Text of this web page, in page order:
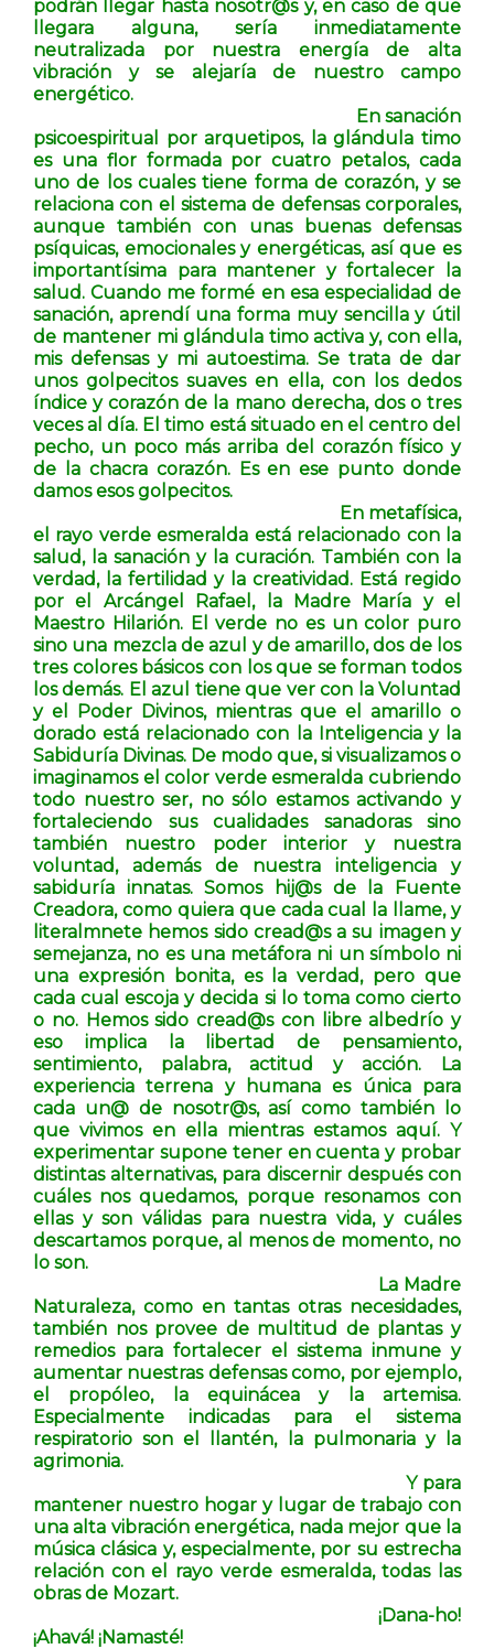
podrán llegar hasta nosotr@s y, en caso de que
llegara alguna, sería inmediatamente
neutralizada por nuestra energía de alta
vibración y se alejaría de nuestro campo
energético.
En sanación
psicoespiritual por arquetipos, la glándula timo
es una flor formada por cuatro petalos, cada
uno de los cuales tiene forma de corazón, y se
relaciona con el sistema de defensas corporales,
aunque también con unas buenas defensas
psíquicas, emocionales y energéticas, así que es
importantísima para mantener y fortalecer la
salud. Cuando me formé en esa especialidad de
sanación, aprendí una forma muy sencilla y útil
de mantener mi glándula timo activa y, con ella,
mis defensas y mi autoestima. Se trata de dar
unos golpecitos suaves en ella, con los dedos
índice y corazón de la mano derecha, dos o tres
veces al día. El timo está situado en el centro del
pecho, un poco más arriba del corazón físico y
de la chacra corazón. Es en ese punto donde
damos esos golpecitos.
En metafísica,
el rayo verde esmeralda está relacionado con la
salud, la sanación y la curación. También con la
verdad, la fertilidad y la creatividad. Está regido
por el Arcángel Rafael, la Madre María y el
Maestro Hilarión. El verde no es un color puro
sino una mezcla de azul y de amarillo, dos de los
tres colores básicos con los que se forman todos
los demás. El azul tiene que ver con la Voluntad
y el Poder Divinos, mientras que el amarillo o
dorado está relacionado con la Inteligencia y la
Sabiduría Divinas. De modo que, si visualizamos o
imaginamos el color verde esmeralda cubriendo
todo nuestro ser, no sólo estamos activando y
fortaleciendo sus cualidades sanadoras sino
también nuestro poder interior y nuestra
voluntad, además de nuestra inteligencia y
sabiduría innatas. Somos hij@s de la Fuente
Creadora, como quiera que cada cual la llame, y
literalmnete hemos sido cread@s a su imagen y
semejanza, no es una metáfora ni un símbolo ni
una expresión bonita, es la verdad, pero que
cada cual escoja y decida si lo toma como cierto
o no. Hemos sido cread@s con libre albedrío y
eso implica la libertad de pensamiento,
sentimiento, palabra, actitud y acción. La
experiencia terrena y humana es única para
cada un@ de nosotr@s, así como también lo
que vivimos en ella mientras estamos aquí. Y
experimentar supone tener en cuenta y probar
distintas alternativas, para discernir después con
cuáles nos quedamos, porque resonamos con
ellas y son válidas para nuestra vida, y cuáles
descartamos porque, al menos de momento, no
lo son.
La Madre
Naturaleza, como en tantas otras necesidades,
también nos provee de multitud de plantas y
remedios para fortalecer el sistema inmune y
aumentar nuestras defensas como, por ejemplo,
el propóleo, la equinácea y la artemisa.
Especialmente indicadas para el sistema
respiratorio son el llantén, la pulmonaria y la
agrimonia.
Y para
mantener nuestro hogar y lugar de trabajo con
una alta vibración energética, nada mejor que la
música clásica y, especialmente, por su estrecha
relación con el rayo verde esmeralda, todas las
obras de Mozart.
¡Dana-ho!
¡Ahavá! ¡Namasté!